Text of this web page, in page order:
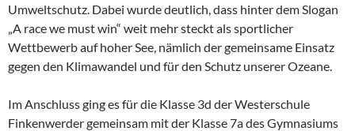
Umweltschutz. Dabei wurde deutlich, dass hinter dem Slogan
„A race we must win“ weit mehr steckt als sportlicher
Wettbewerb auf hoher See, nämlich der gemeinsame Einsatz
gegen den Klimawandel und für den Schutz unserer Ozeane.
Im Anschluss ging es für die Klasse 3d der Westerschule
Finkenwerder gemeinsam mit der Klasse 7a des Gymnasiums